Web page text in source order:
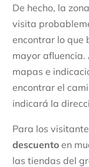
De hecho, la
visita
encontrar lo que
mayor
mapas e
encontrar el
indicará la
Para los
descuento en
las tiendas del